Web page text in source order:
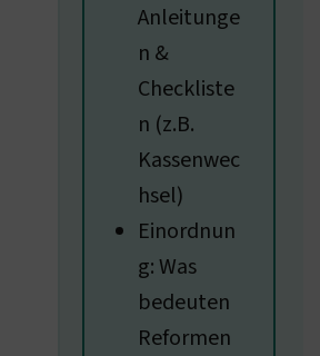
Anleitunge
n &
Checkliste
n (z.B.
Kassenwec
hsel)
Einordnun
g: Was
bedeuten
Reformen